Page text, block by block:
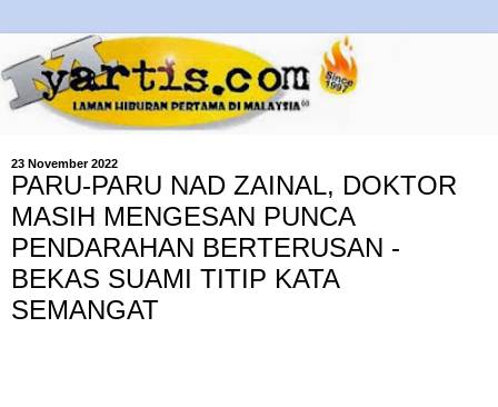
23 November 2022
PARU-PARU NAD ZAINAL, DOKTOR
MASIH MENGESAN PUNCA
PENDARAHAN BERTERUSAN -
BEKAS SUAMI TITIP KATA
SEMANGAT